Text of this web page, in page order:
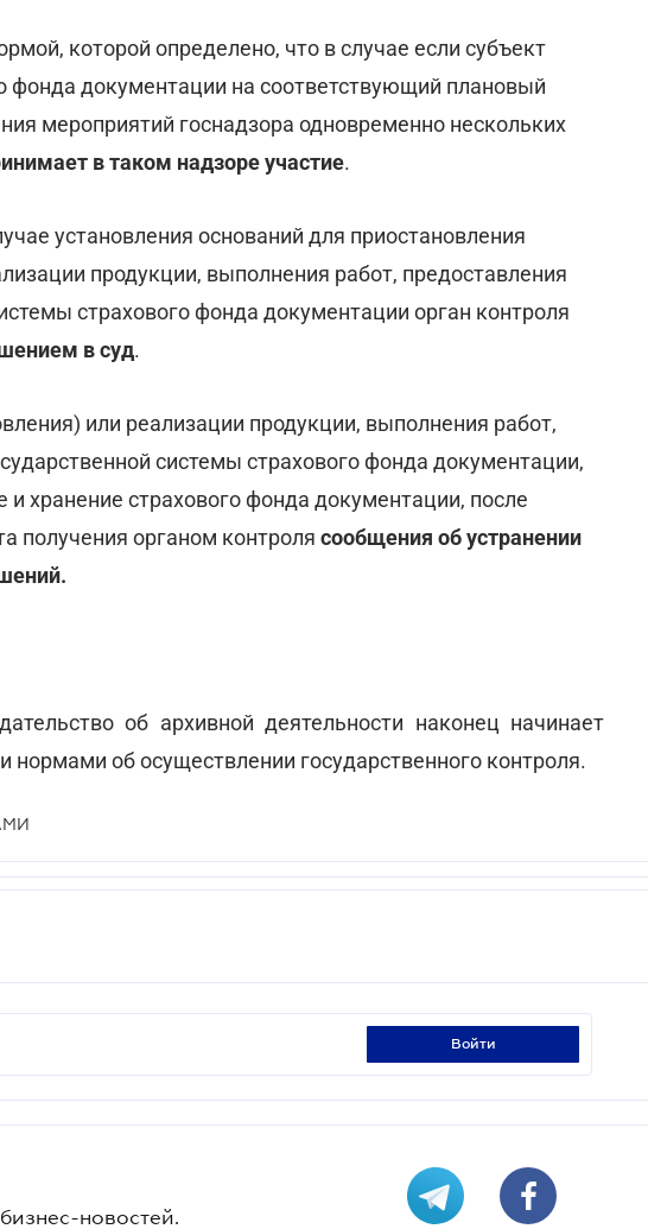
которой определено, что в случае если субъект
фонда документации на соответствующий плановый
мероприятий госнадзора одновременно нескольких
в таком надзоре участие.
установления оснований для приостановления
продукции, выполнения работ, предоставления
страхового фонда документации орган контроля
в суд.
или реализации продукции, выполнения работ,
системы страхового фонда документации,
хранение страхового фонда документации, после
получения органом контроля сообщения об устранении
об архивной деятельности наконец начинает
нормами об осуществлении государственного контроля.
войти
новостей.